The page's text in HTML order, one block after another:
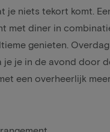
je niets tekort komt.
met diner in
genieten.
je je in de avond door
een overheerlijk